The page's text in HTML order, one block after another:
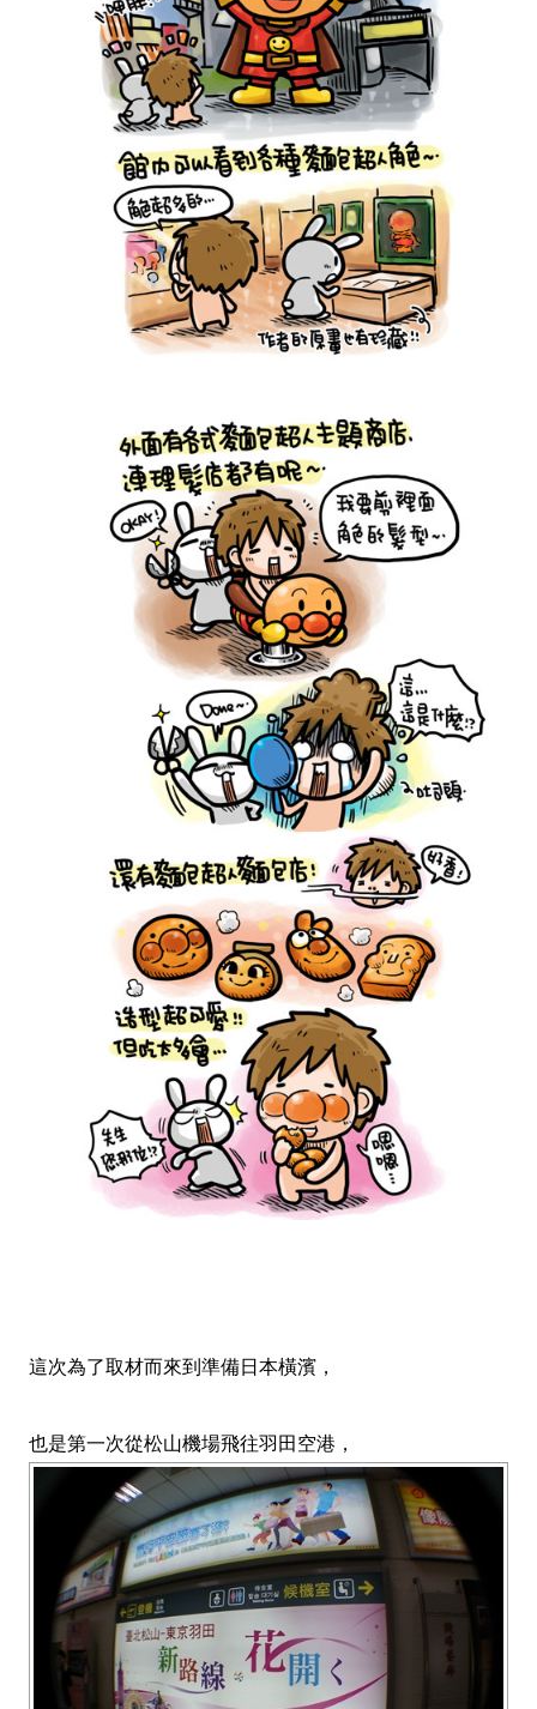
這次為了取材而來到準備日本橫濱，
也是第一次從松山機場飛往羽田空港，